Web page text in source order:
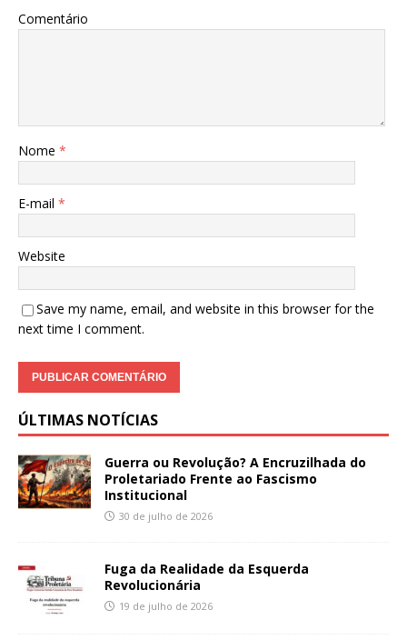
Comentário
Nome *
E-mail *
Website
Save my name, email, and website in this browser for the
next time I comment.
ÚLTIMAS NOTÍCIAS
Guerra ou Revolução? A Encruzilhada do
Proletariado Frente ao Fascismo
Institucional
30 de julho de 2026
Fuga da Realidade da Esquerda
Revolucionária
19 de julho de 2026